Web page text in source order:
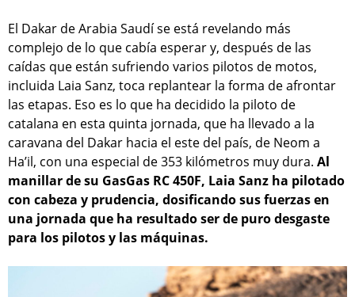
El Dakar de Arabia Saudí se está revelando más
complejo de lo que cabía esperar y, después de las
caídas que están sufriendo varios pilotos de motos,
incluida Laia Sanz, toca replantear la forma de afrontar
las etapas. Eso es lo que ha decidido la piloto de
catalana en esta quinta jornada, que ha llevado a la
caravana del Dakar hacia el este del país, de Neom a
Ha’il, con una especial de 353 kilómetros muy dura. Al
manillar de su GasGas RC 450F, Laia Sanz ha pilotado
con cabeza y prudencia, dosificando sus fuerzas en
una jornada que ha resultado ser de puro desgaste
para los pilotos y las máquinas.